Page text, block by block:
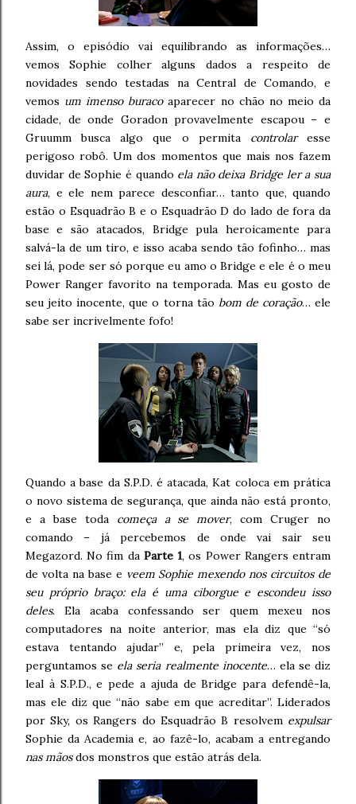
Assim, o episódio vai equilibrando as informações…
vemos Sophie colher alguns dados a respeito de
novidades sendo testadas na Central de Comando, e
vemos um imenso buracoaparecer no chão no meio da
cidade, de onde Goradon provavelmente escapou – e
Gruumm busca algo que o permita controlaresse
perigoso robô. Um dos momentos que mais nos fazem
duvidar de Sophie é quando ela não deixa Bridge ler a sua
aura, e ele nem parece desconfiar… tanto que, quando
estão o Esquadrão B e o Esquadrão D do lado de fora da
base e são atacados, Bridge pula heroicamente para
salvá-la de um tiro, e isso acaba sendo tão fofinho… mas
sei lá, pode ser só porque eu amo o Bridge e ele é o meu
Power Ranger favorito na temporada. Mas eu gosto de
seu jeito inocente, que o torna tão bom de coração… ele
sabe ser incrivelmente fofo!
Quando a base da S.P.D. é atacada, Kat coloca em prática
o novo sistema de segurança, que ainda não está pronto,
e a base toda começa a se mover, com Cruger no
comando – já percebemos de onde vai sair seu
Megazord. No fim da Parte 1, os Power Rangers entram
de volta na base e veem Sophie mexendo nos circuitos de
seu próprio braço: ela é uma ciborgue e escondeu isso
deles. Ela acaba confessando ser quem mexeu nos
computadores na noite anterior, mas ela diz que “só
estava tentando ajudar” e, pela primeira vez, nos
perguntamos se ela seria realmente inocente… ela se diz
leal à S.P.D., e pede a ajuda de Bridge para defendê-la,
mas ele diz que “não sabe em que acreditar”. Liderados
por Sky, os Rangers do Esquadrão B resolvem expulsar
Sophie da Academia e, ao fazê-lo, acabam a entregando
nas mãosdos monstros que estão atrás dela.